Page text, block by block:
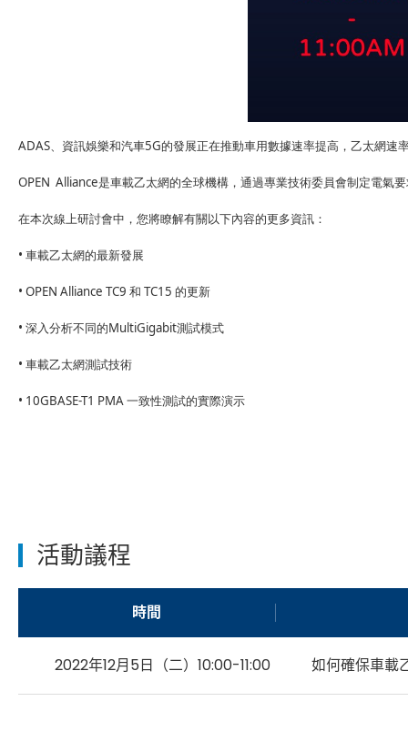
ADAS、資訊娛樂和汽車5G的發展正在推動車用數據速率提高 ，乙太網速
OPEN Alliance是車載乙太網的全球機構，通過專業技術委員會制定電氣
在本次線上研討會中，您將瞭解有關以下內容的更多資訊：
• 車載乙太網的最新發展
• OPEN Alliance TC9 和 TC15 的更新
• 深入分析不同的MultiGigabit測試模式
• 車載乙太網測試技術
• 10GBASE-T1 PMA一致性測試的實際演示
活動議程
時間
2022年12月5日（二）10:00-11:00 如何確保車載